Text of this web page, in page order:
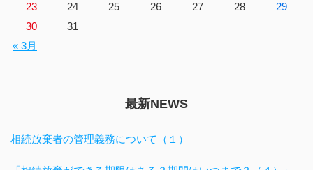
« 3月
23
24 25 26 27 28
29
30
31
最新NEWS
相続放棄者の管理義務について（１）